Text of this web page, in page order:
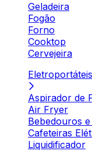
Geladeira
Fogão
Forno
Cooktop
Cervejeira
Eletroportáteis
Aspirador de
Air Fryer
Bebedouros
Cafeteiras
Liquidificador